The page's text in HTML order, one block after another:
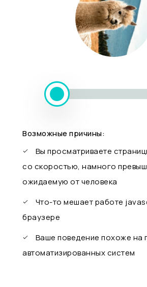
Возможные причины:
Вы просматриваете
со скоростью, намного
ожидаемую от человека
Что-то мешает работе
браузере
Ваше поведение похоже на
автоматизированных систем